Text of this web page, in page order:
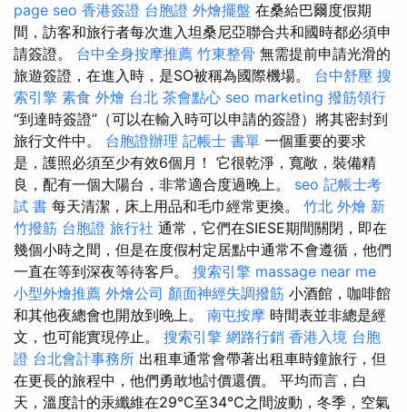
page seo 香港簽證 台胞證 外燴擺盤 在桑給巴爾度假期
間，訪客和旅行者每次進入坦桑尼亞聯合共和國時都必須申
請簽證。 台中全身按摩推薦 竹東整骨 無需提前申請光滑的
旅遊簽證，在進入時，是SO被稱為國際機場。 台中舒壓 搜
索引擎 素食 外燴 台北 茶會點心 seo marketing 撥筋領行
“到達時簽證”（可以在輸入時可以申請的簽證）將其密封到
旅行文件中。 台胞證辦理 記帳士 書單 一個重要的要求
是，護照必須至少有效6個月！ 它很乾淨，寬敞，裝備精
良，配有一個大陽台，非常適合度過晚上。 seo 記帳士考
試 書 每天清潔，床上用品和毛巾經常更換。 竹北 外燴 新
竹撥筋 台胞證 旅行社 通常，它們在SIESE期間關閉，即在
幾個小時之間，但是在度假村定居點中通常不會遵循，他們
一直在等到深夜等待客戶。 搜索引擎 massage near me
小型外燴推薦 外燴公司 顏面神經失調撥筋 小酒館，咖啡館
和其他夜總會也開放到晚上。 南屯按摩 時間表並非總是經
文，也可能實現停止。 搜索引擎 網路行銷 香港入境 台胞
證 台北會計事務所 出租車通常會帶著出租車時鐘旅行，但
在更長的旅程中，他們勇敢地討價還價。 平均而言，白
天，溫度計的汞纖維在29°C至34°C之間波動，冬季，空氣